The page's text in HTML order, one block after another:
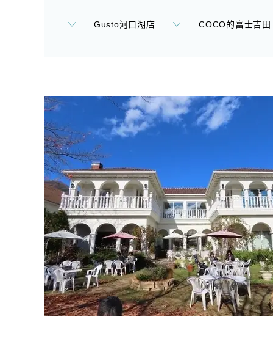
Gusto河口湖店 COCO的富士吉田